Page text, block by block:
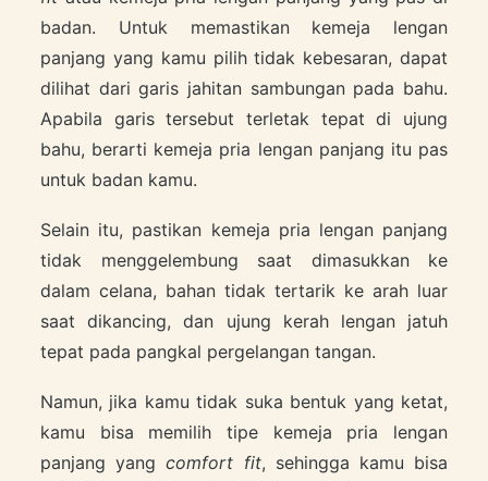
badan. Untuk memastikan kemeja lengan
panjang yang kamu pilih tidak kebesaran, dapat
dilihat dari garis jahitan sambungan pada bahu.
Apabila garis tersebut terletak tepat di ujung
bahu, berarti kemeja pria lengan panjang itu pas
untuk badan kamu.
Selain itu, pastikan kemeja pria lengan panjang
tidak menggelembung saat dimasukkan ke
dalam celana, bahan tidak tertarik ke arah luar
saat dikancing, dan ujung kerah lengan jatuh
tepat pada pangkal pergelangan tangan.
Namun, jika kamu tidak suka bentuk yang ketat,
kamu bisa memilih tipe kemeja pria lengan
panjang yangcomfort fit, sehingga kamu bisa